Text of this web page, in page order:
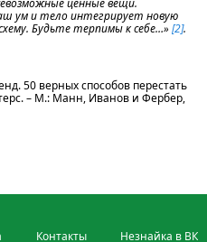
ценные вещи.
ум и тело интегрирует новую
Будьте терпимы к себе…» [2].
50 верных способов перестать
– М.: Манн, Иванов и Фербер,
Контакты Незнайка в ВК